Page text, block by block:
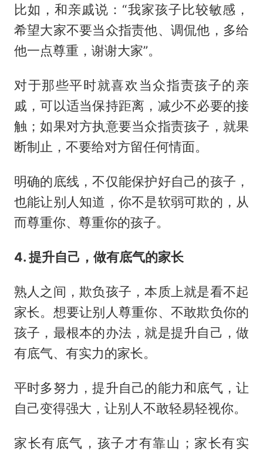
比如，和亲戚说：“我家孩子比较敏感，
希望大家不要当众指责他、调侃他，多给
他一点尊重，谢谢大家”。
对于那些平时就喜欢当众指责孩子的亲
戚，可以适当保持距离，减少不必要的接
触；如果对方执意要当众指责孩子，就果
断制止，不要给对方留任何情面。
明确的底线，不仅能保护好自己的孩子，
也能让别人知道，你不是软弱可欺的，从
而尊重你、尊重你的孩子。
4. 提升自己，做有底气的家长
熟人之间，欺负孩子，本质上就是看不起
家长。想要让别人尊重你、不敢欺负你的
孩子，最根本的办法，就是提升自己，做
有底气、有实力的家长。
平时多努力，提升自己的能力和底气，让
自己变得强大，让别人不敢轻易轻视你。
家长有底气，孩子才有靠山；家长有实